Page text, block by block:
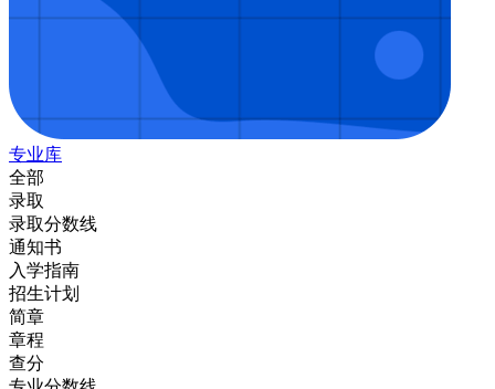
专业库
全部
录取
录取分数线
通知书
入学指南
招生计划
简章
章程
查分